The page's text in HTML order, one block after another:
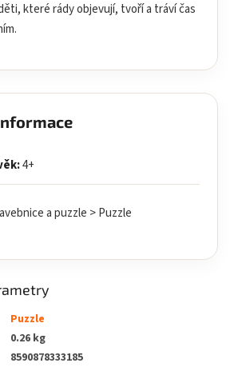
které rády objevují, tvoří a tráví čas
4+
a puzzle > Puzzle
Puzzle
0.26 kg
8590878333185